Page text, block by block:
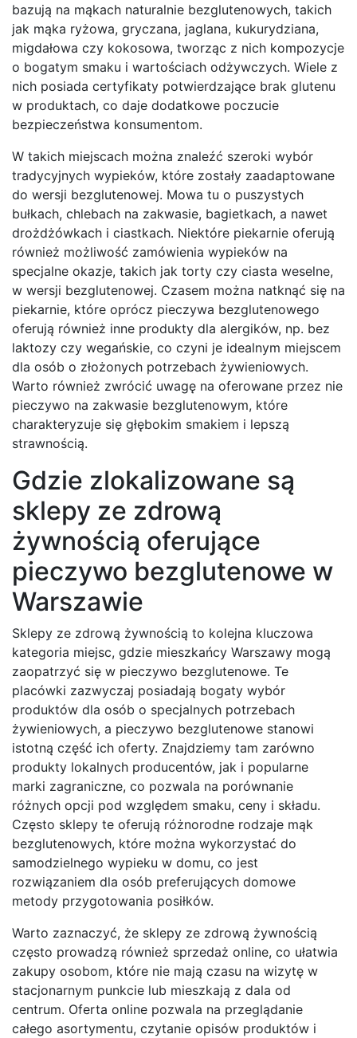
bazują na mąkach naturalnie bezglutenowych, takich
jak mąka ryżowa, gryczana, jaglana, kukurydziana,
migdałowa czy kokosowa, tworząc z nich kompozycje
o bogatym smaku i wartościach odżywczych. Wiele z
nich posiada certyfikaty potwierdzające brak glutenu
w produktach, co daje dodatkowe poczucie
bezpieczeństwa konsumentom.
W takich miejscach można znaleźć szeroki wybór
tradycyjnych wypieków, które zostały zaadaptowane
do wersji bezglutenowej. Mowa tu o puszystych
bułkach, chlebach na zakwasie, bagietkach, a nawet
drożdżówkach i ciastkach. Niektóre piekarnie oferują
również możliwość zamówienia wypieków na
specjalne okazje, takich jak torty czy ciasta weselne,
w wersji bezglutenowej. Czasem można natknąć się na
piekarnie, które oprócz pieczywa bezglutenowego
oferują również inne produkty dla alergików, np. bez
laktozy czy wegańskie, co czyni je idealnym miejscem
dla osób o złożonych potrzebach żywieniowych.
Warto również zwrócić uwagę na oferowane przez nie
pieczywo na zakwasie bezglutenowym, które
charakteryzuje się głębokim smakiem i lepszą
strawnością.
Gdzie zlokalizowane są
sklepy ze zdrową
żywnością oferujące
pieczywo bezglutenowe w
Warszawie
Sklepy ze zdrową żywnością to kolejna kluczowa
kategoria miejsc, gdzie mieszkańcy Warszawy mogą
zaopatrzyć się w pieczywo bezglutenowe. Te
placówki zazwyczaj posiadają bogaty wybór
produktów dla osób o specjalnych potrzebach
żywieniowych, a pieczywo bezglutenowe stanowi
istotną część ich oferty. Znajdziemy tam zarówno
produkty lokalnych producentów, jak i popularne
marki zagraniczne, co pozwala na porównanie
różnych opcji pod względem smaku, ceny i składu.
Często sklepy te oferują różnorodne rodzaje mąk
bezglutenowych, które można wykorzystać do
samodzielnego wypieku w domu, co jest
rozwiązaniem dla osób preferujących domowe
metody przygotowania posiłków.
Warto zaznaczyć, że sklepy ze zdrową żywnością
często prowadzą również sprzedaż online, co ułatwia
zakupy osobom, które nie mają czasu na wizytę w
stacjonarnym punkcie lub mieszkają z dala od
centrum. Oferta online pozwala na przeglądanie
całego asortymentu, czytanie opisów produktów i